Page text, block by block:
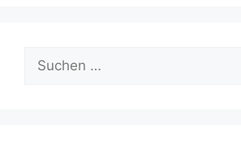
Suche
nach: